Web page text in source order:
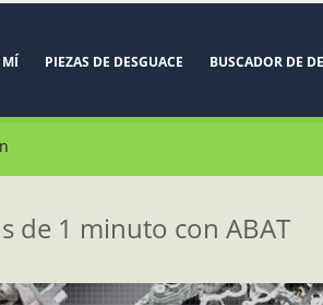
MÍ PIEZAS DE DESGUACE BUSCADOR DE
de 1 minuto con ABAT